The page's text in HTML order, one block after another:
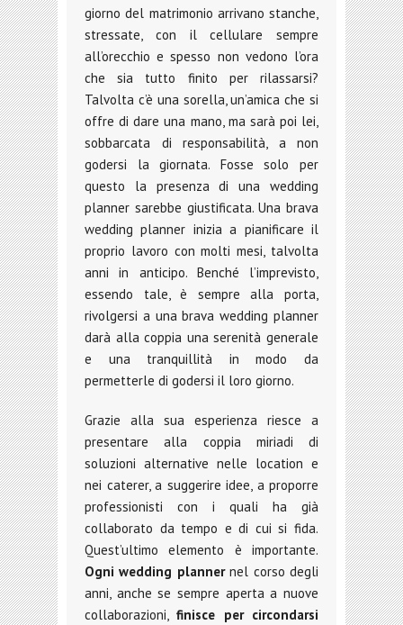
giorno del matrimonio arrivano stanche,
stressate, con il cellulare sempre
all’orecchio e spesso non vedono l’ora
che sia tutto finito per rilassarsi?
Talvolta c’è una sorella, un’amica che si
offre di dare una mano, ma sarà poi lei,
sobbarcata di responsabilità, a non
godersi la giornata. Fosse solo per
questo la presenza di una wedding
planner sarebbe giustificata. Una brava
wedding planner inizia a pianificare il
proprio lavoro con molti mesi, talvolta
anni in anticipo. Benché l’imprevisto,
essendo tale, è sempre alla porta,
rivolgersi a una brava wedding planner
darà alla coppia una serenità generale
e una tranquillità in modo da
permetterle di godersi il loro giorno.
Grazie alla sua esperienza riesce a
presentare alla coppia miriadi di
soluzioni alternative nelle location e
nei caterer, a suggerire idee, a proporre
professionisti con i quali ha già
collaborato da tempo e di cui si fida.
Quest’ultimo elemento è importante.
Ogni wedding plannernel corso degli
anni, anche se sempre aperta a nuove
collaborazioni,finisce per circondarsi